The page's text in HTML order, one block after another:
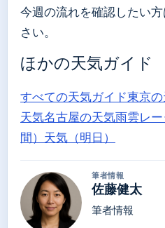
今週の流れを確認したい
さい。
ほかの天気ガイド
すべての天気ガイド東京
天気名古屋の天気雨雲レー
間） 天気（明日）
筆者情報
佐藤健太
筆者情報